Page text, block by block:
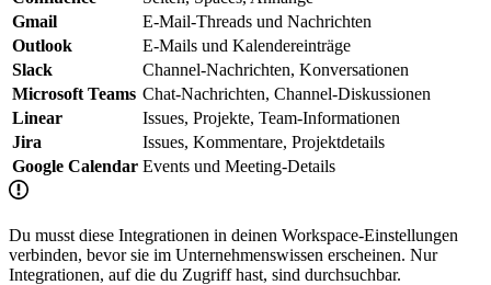
Gmail
E-Mail-Threads und Nachrichten
Outlook
E-Mails und Kalendereinträge
Slack
Channel-Nachrichten, Konversationen
Microsoft Teams Chat-Nachrichten, Channel-Diskussionen
Linear
Issues, Projekte, Team-Informationen
Jira
Issues, Kommentare, Projektdetails
Google Calendar Events und Meeting-Details
Du musst diese Integrationen in deinen Workspace-Einstellungen
verbinden, bevor sie im Unternehmenswissen erscheinen. Nur
Integrationen, auf die du Zugriff hast, sind durchsuchbar.